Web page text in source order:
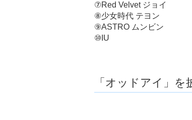
⑦Red Velvet ジョイ
⑧少女時代 テヨン
⑨ASTRO ムンビン
⑩IU
「オッドアイ」